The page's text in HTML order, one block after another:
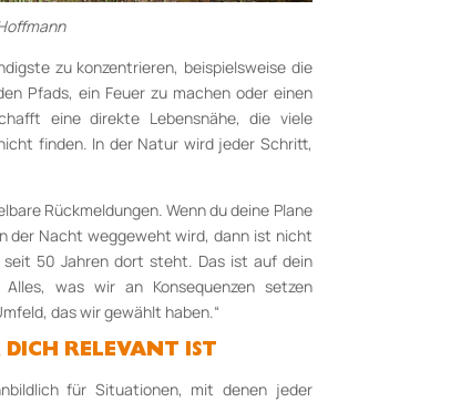
zu konzentrieren, beispielsweise die
Pfads, ein Feuer zu machen oder einen
eine direkte Lebensnähe, die viele
finden. In der Natur wird jeder Schritt,
Rückmeldungen. Wenn du deine Plane
der Nacht weggeweht wird, dann ist nicht
50 Jahren dort steht. Das ist auf dein
Alles, was wir an Konsequenzen setzen
das wir gewählt haben.“
RELEVANT IST
für Situationen, mit denen jeder